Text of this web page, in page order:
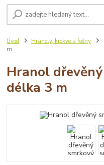
Úvod Hranoly, krokve a fošny
m
Hranol
délka 3 m